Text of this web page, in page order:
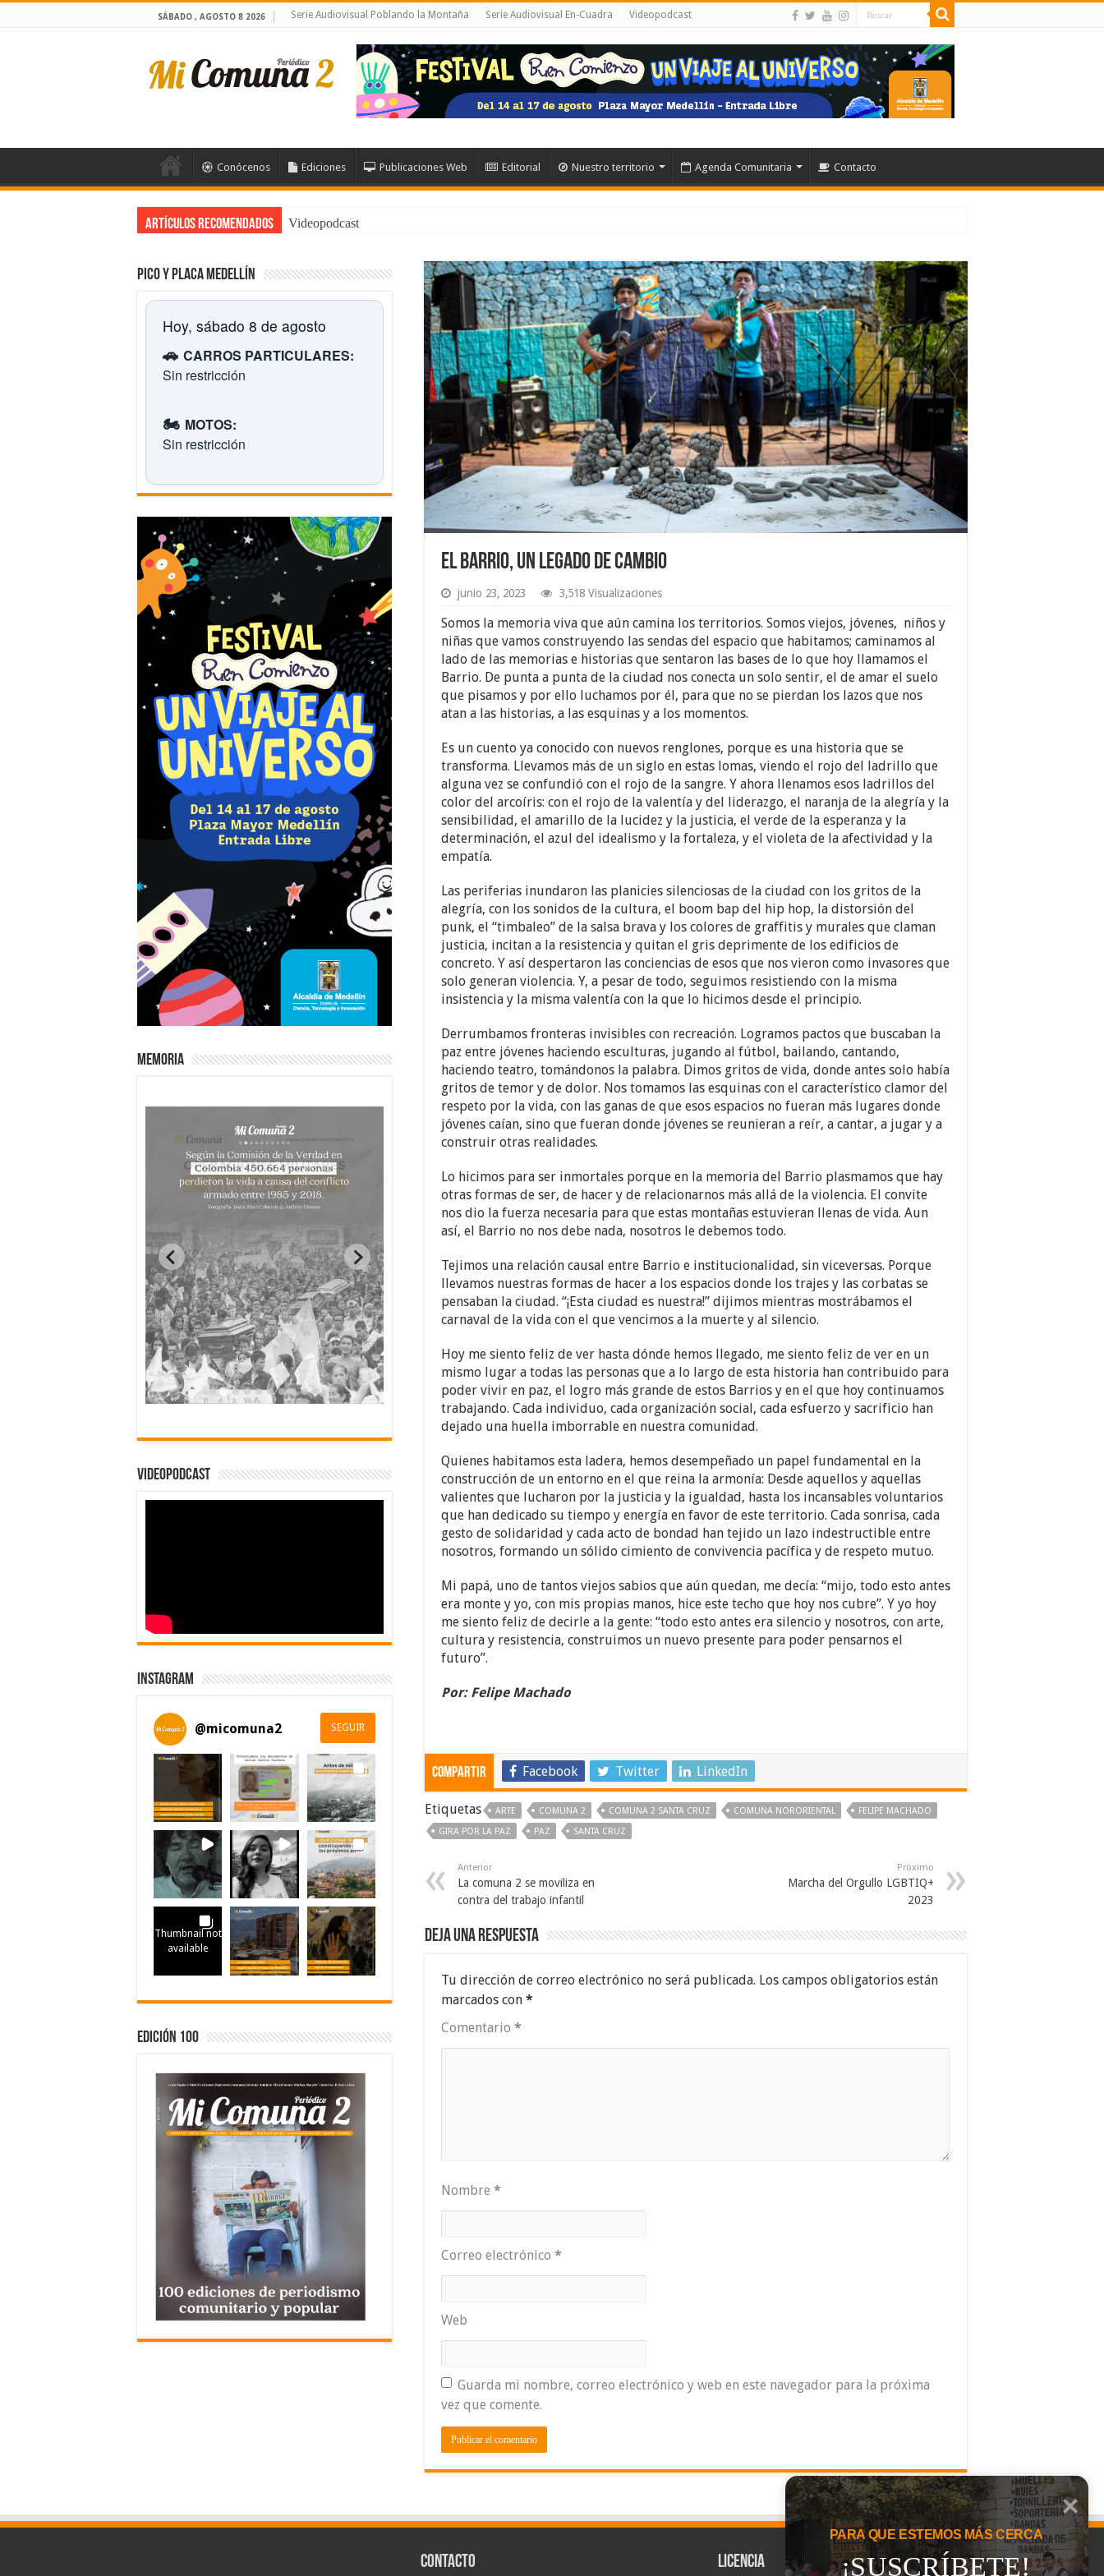
SÁBADO , AGOSTO 8 2026 Serie Audiovisual Poblando la Montaña Serie Audiovisual En-Cuadra Videopodcast
Conócenos Ediciones Publicaciones Web Editorial Nuestro territorio Agenda Comunitaria Contacto
Artículos Recomendados Videopodcast
El Barrio, un legado de cambio
junio 23, 2023 3,518 Visualizaciones
Somos la memoria viva que aún camina los territorios. Somos viejos, jóvenes, niños y
niñas que vamos construyendo las sendas del espacio que habitamos; caminamos al
lado de las memorias e historias que sentaron las bases de lo que hoy llamamos el
Barrio. De punta a punta de la ciudad nos conecta un solo sentir, el de amar el suelo
que pisamos y por ello luchamos por él, para que no se pierdan los lazos que nos
atan a las historias, a las esquinas y a los momentos.
Es un cuento ya conocido con nuevos renglones, porque es una historia que se
transforma. Llevamos más de un siglo en estas lomas, viendo el rojo del ladrillo que
alguna vez se confundió con el rojo de la sangre. Y ahora llenamos esos ladrillos del
color del arcoíris: con el rojo de la valentía y del liderazgo, el naranja de la alegría y la
sensibilidad, el amarillo de la lucidez y la justicia, el verde de la esperanza y la
determinación, el azul del idealismo y la fortaleza, y el violeta de la afectividad y la
empatía.
Las periferias inundaron las planicies silenciosas de la ciudad con los gritos de la
alegría, con los sonidos de la cultura, el boom bap del hip hop, la distorsión del
punk, el “timbaleo” de la salsa brava y los colores de graffitis y murales que claman
justicia, incitan a la resistencia y quitan el gris deprimente de los edificios de
concreto. Y así despertaron las conciencias de esos que nos vieron como invasores que
solo generan violencia. Y, a pesar de todo, seguimos resistiendo con la misma
insistencia y la misma valentía con la que lo hicimos desde el principio.
Derrumbamos fronteras invisibles con recreación. Logramos pactos que buscaban la
paz entre jóvenes haciendo esculturas, jugando al fútbol, bailando, cantando,
haciendo teatro, tomándonos la palabra. Dimos gritos de vida, donde antes solo había
gritos de temor y de dolor. Nos tomamos las esquinas con el característico clamor del
respeto por la vida, con las ganas de que esos espacios no fueran más lugares donde
jóvenes caían, sino que fueran donde jóvenes se reunieran a reír, a cantar, a jugar y a
construir otras realidades.
Lo hicimos para ser inmortales porque en la memoria del Barrio plasmamos que hay
otras formas de ser, de hacer y de relacionarnos más allá de la violencia. El convite
nos dio la fuerza necesaria para que estas montañas estuvieran llenas de vida. Aun
así, el Barrio no nos debe nada, nosotros le debemos todo.
Tejimos una relación causal entre Barrio e institucionalidad, sin viceversas. Porque
llevamos nuestras formas de hacer a los espacios donde los trajes y las corbatas se
pensaban la ciudad. “¡Esta ciudad es nuestra!” dijimos mientras mostrábamos el
carnaval de la vida con el que vencimos a la muerte y al silencio.
Hoy me siento feliz de ver hasta dónde hemos llegado, me siento feliz de ver en un
mismo lugar a todas las personas que a lo largo de esta historia han contribuido para
poder vivir en paz, el logro más grande de estos Barrios y en el que hoy continuamos
trabajando. Cada individuo, cada organización social, cada esfuerzo y sacrificio han
dejado una huella imborrable en nuestra comunidad.
Quienes habitamos esta ladera, hemos desempeñado un papel fundamental en la
construcción de un entorno en el que reina la armonía: Desde aquellos y aquellas
valientes que lucharon por la justicia y la igualdad, hasta los incansables voluntarios
que han dedicado su tiempo y energía en favor de este territorio. Cada sonrisa, cada
gesto de solidaridad y cada acto de bondad han tejido un lazo indestructible entre
nosotros, formando un sólido cimiento de convivencia pacífica y de respeto mutuo.
Mi papá, uno de tantos viejos sabios que aún quedan, me decía: “mijo, todo esto antes
era monte y yo, con mis propias manos, hice este techo que hoy nos cubre”. Y yo hoy
me siento feliz de decirle a la gente: “todo esto antes era silencio y nosotros, con arte,
cultura y resistencia, construimos un nuevo presente para poder pensarnos el
futuro”.
Por: Felipe Machado
Compartir Facebook Twitter LinkedIn
Etiquetas ARTE COMUNA 2 COMUNA 2 SANTA CRUZ COMUNA NORORIENTAL
FELIPE MACHADO
GIRA POR LA PAZ
PAZ SANTA CRUZ
Anterior
La comuna 2 se moviliza en
contra del trabajo infantil
Próximo
Marcha del Orgullo LGBTIQ+
2023
Deja una respuesta
Tu dirección de correo electrónico no será publicada. Los campos obligatorios están
marcados con *
Comentario *
Nombre *
Correo electrónico *
Web
Guarda mi nombre, correo electrónico y web en este navegador para la próxima
vez que comente.
Pico y placa Medellín
Hoy, sábado 8 de agosto
🚗 CARROS PARTICULARES:
Sin restricción
🏍️ MOTOS:
Sin restricción
Memoria
Videopodcast
Instagram
@micomuna2 SEGUIR
Thumbnail not
available
Edición 100
Contacto Licencia
PARA QUE ESTEMOS MÁS CERCA
¡SUSCRÍBETE!